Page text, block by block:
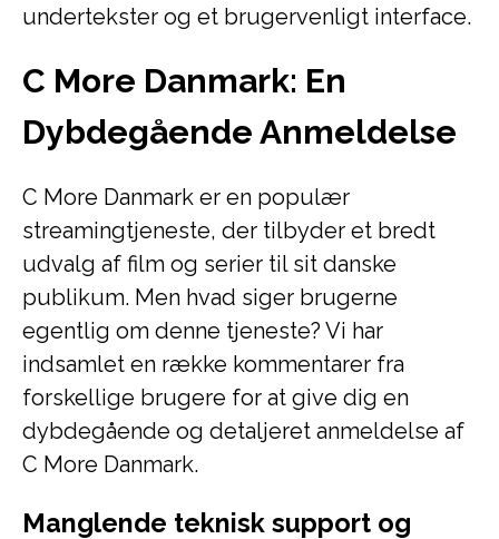
undertekster og et brugervenligt interface.
C More Danmark: En
Dybdegående Anmeldelse
C More Danmark er en populær
streamingtjeneste, der tilbyder et bredt
udvalg af film og serier til sit danske
publikum. Men hvad siger brugerne
egentlig om denne tjeneste? Vi har
indsamlet en række kommentarer fra
forskellige brugere for at give dig en
dybdegående og detaljeret anmeldelse af
C More Danmark.
Manglende teknisk support og